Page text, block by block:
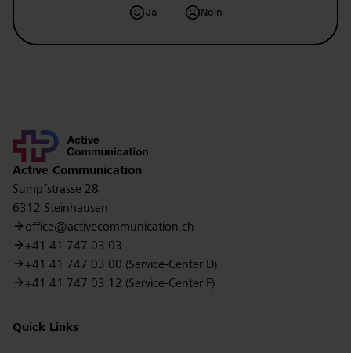
Ja Nein
Kontakt
Active Communication
Sumpfstrasse 28
6312 Steinhausen
office@activecommunication.ch
+41 41 747 03 03
+41 41 747 03 00 (Service-Center D)
+41 41 747 03 12 (Service-Center F)
Quick Links